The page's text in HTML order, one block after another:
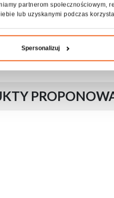
partnerom społecznościowym,
lub uzyskanymi podczas
Spersonalizuj